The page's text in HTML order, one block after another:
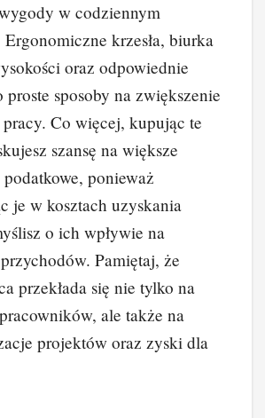
w codziennym
krzesła, biurka
oraz odpowiednie
sposoby na zwiększenie
Co więcej, kupując te
szansę na większe
ponieważ
je w kosztach uzyskania
o ich wpływie na
Pamiętaj, że
przekłada się nie tylko na
ale także na
projektów oraz zyski dla